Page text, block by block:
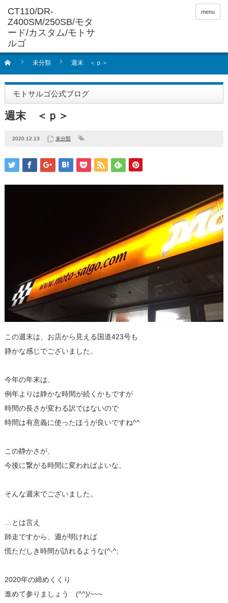
menu
未分類 週末 ＜ｐ＞
モトサルゴ公式ブログ
週末 ＜ｐ＞
2020.12.13 未分類
この週末は、お店から見える国道423号も
静かな感じでございました。
今年の年末は、
例年よりは静かな時間が続くかもですが
時間の長さが変わる訳ではないので
時間は有意義に使ったほうが良いですね^^
この静かさが、
今後に繋がる時間に変わればよいな。
そんな週末でございました。
…とは言え
師走ですから、週が明ければ
慌ただしき時間が訪れるような(^-^;
2020年の締めくくり
進めて参りましょう (^^)/~~~